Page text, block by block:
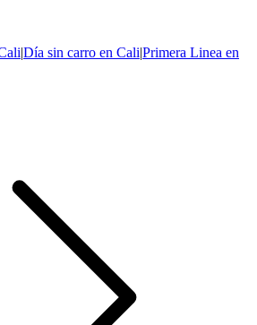
|Día sin carro en Cali|Primera Linea en